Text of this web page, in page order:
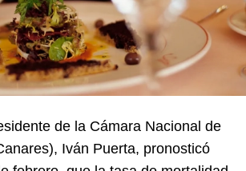
de la Cámara Nacional de
Iván Puerta, pronosticó